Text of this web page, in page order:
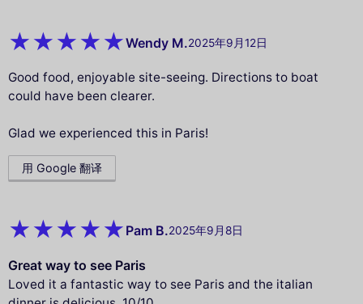
Wendy M.2025年9月12日
Good food, enjoyable site-seeing. Directions to boat
could have been clearer.
Glad we experienced this in Paris!
用 Google 翻译
Pam B.2025年9月8日
Great way to see Paris
Loved it a fantastic way to see Paris and the italian